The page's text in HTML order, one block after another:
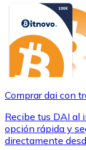
Comprar dai con
Recibe tus DAI al
opción rápida y
directamente